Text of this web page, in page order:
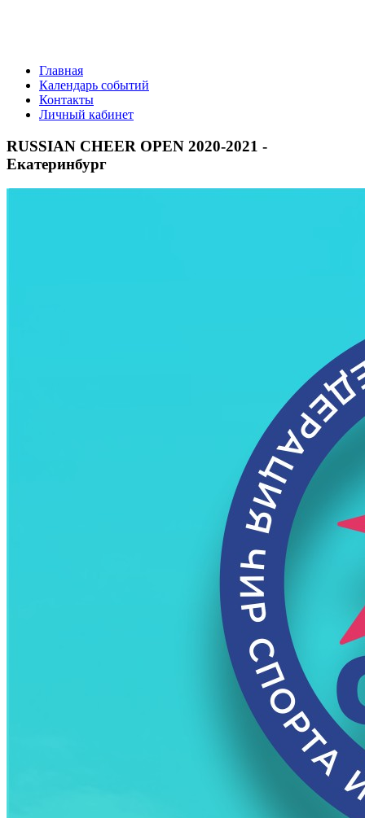
Главная
Календарь событий
Контакты
Личный кабинет
RUSSIAN CHEER OPEN 2020-2021 -
Екатеринбург